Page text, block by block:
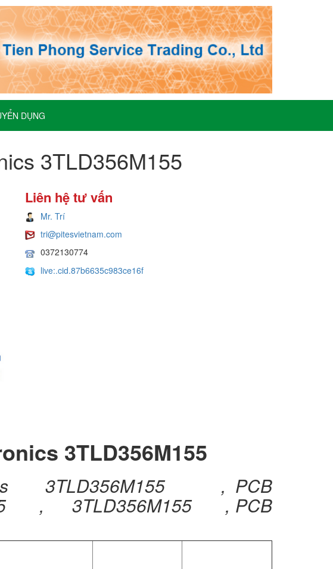
DỤNG
3TLD356M155
Liên hệ tư vấn
Mr. Trí
tri@pitesvietnam.com
0372130774
live:.cid.87b6635c983ce16f
3TLD356M155
3TLD356M155 , PCB
, 3TLD356M155 , PCB